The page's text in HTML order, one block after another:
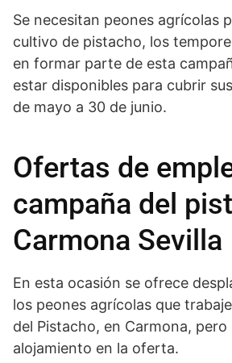
Se necesitan peones agrícolas
cultivo de pistacho, los
en formar parte de esta
estar disponibles para cubrir
de mayo a 30 de junio.
Ofertas de
campaña del
Carmona Sevilla
En esta ocasión se ofrece
los peones agrícolas que
del Pistacho, en Carmona, pero
alojamiento en la oferta.